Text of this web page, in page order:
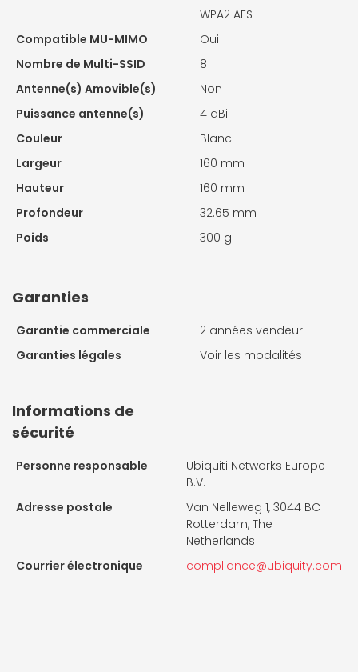
WPA2 AES
Compatible MU-MIMO
Oui
Nombre de Multi-SSID
8
Antenne(s) Amovible(s)
Non
Puissance antenne(s)
4 dBi
Couleur
Blanc
Largeur
160 mm
Hauteur
160 mm
Profondeur
32.65 mm
Poids
300 g
Garanties
Garantie commerciale
2 années vendeur
Garanties légales
Voir les modalités
Informations de
sécurité
Personne responsable
Ubiquiti Networks Europe
B.V.
Adresse postale
Van Nelleweg 1, 3044 BC
Rotterdam, The
Netherlands
Courrier électronique
compliance@ubiquity.com